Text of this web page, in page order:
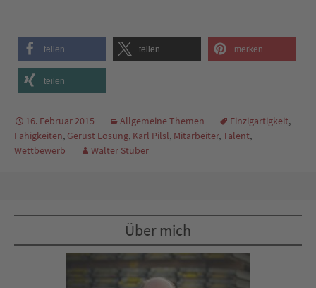
teilen teilen merken
teilen
16. Februar 2015 Allgemeine Themen Einzigartigkeit,
Fähigkeiten, Gerüst Lösung, Karl Pilsl, Mitarbeiter,Talent,
Wettbewerb
Walter Stuber
Über mich